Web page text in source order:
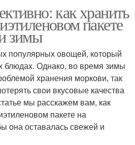
как хранить
пакете
зимы
популярных овощей, который
блюдах. Однако, во время зимы
хранения моркови, так
свои вкусовые качества
мы расскажем вам, как
пакете на
она оставалась свежей и